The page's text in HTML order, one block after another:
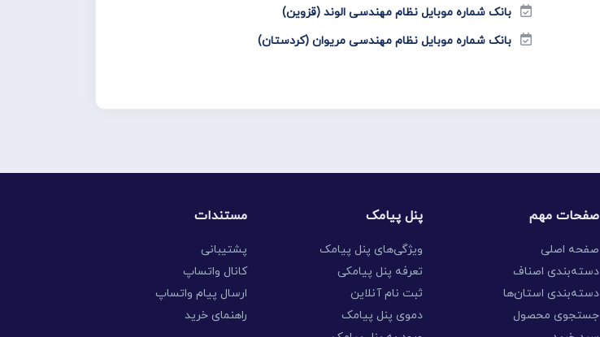
بانک شماره موبایل نظام مهندسی الوند (قزوین)
بانک شماره موبایل نظام مهندسی مریوان (کردستان)
صفحات مهم
صفحه اصلی
دسته‌بندی اصناف
دسته‌بندی استان‌ها
جستجوی محصول
پنل پیامک
ویژگی‌های پنل پیامک
تعرفه پنل پیامکی
ثبت نام آنلاین
دموی پنل پیامک
مستندات
پشتیبانی
کانال واتساپ
ارسال پیام واتساپ
راهنمای خرید